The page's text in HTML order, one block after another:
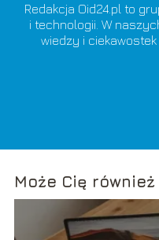
Redakcja Oid24.pl to
i technologii. W
wiedzy i
Może Cię